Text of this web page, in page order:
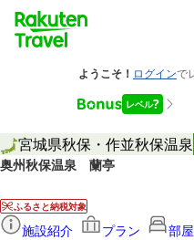
宮城県秋保・作並秋保温泉
奥州秋保温泉 蘭亭
ふるさと納税対象
施設紹介 プラン 部屋